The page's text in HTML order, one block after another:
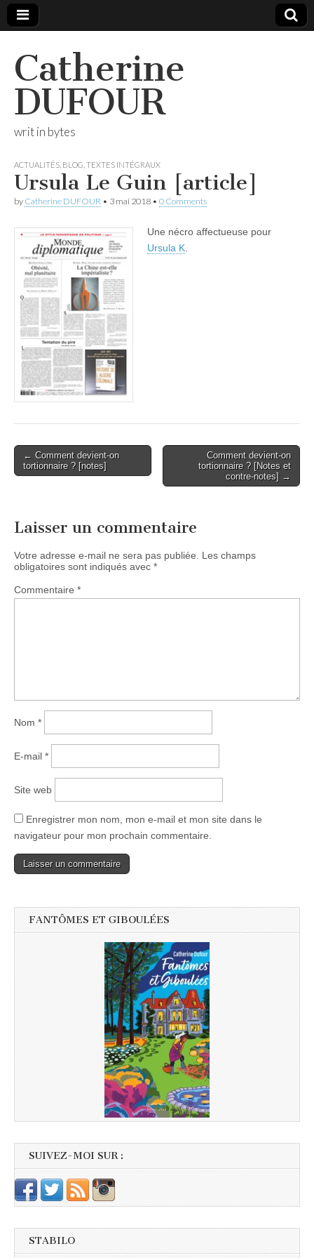
Catherine
DUFOUR
writ in bytes
ACTUALITÉS BLOG TEXTES INTÉGRAUX
Ursula Le Guin [article]
by Catherine DUFOUR • 3 mai 2018 • 0 Comments
Une nécro affectueuse pour
Ursula K
Post
navigation
← Comment devient-on
tortionnaire ? [notes]
Comment devient-on
tortionnaire ? [Notes et
contre-notes] →
Laisser un commentaire
Votre adresse e-mail ne sera pas publiée.
Les champs
obligatoires sont indiqués avec *
Commentaire *
Nom *
E-mail *
Site web
Enregistrer mon nom, mon e-mail et mon site dans le
navigateur pour mon prochain commentaire.
FANTÔMES ET GIBOULÉES
SUIVEZ-MOI SUR :
STABILO